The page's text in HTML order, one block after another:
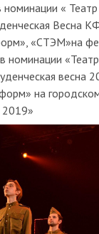
номинации «
Весна
«СТЭМ»на
номинации
весна
на
2019»